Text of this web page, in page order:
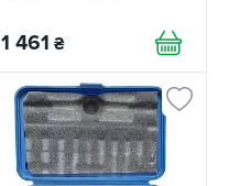
1 461 ₴